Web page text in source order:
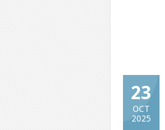
23
OCT
2025